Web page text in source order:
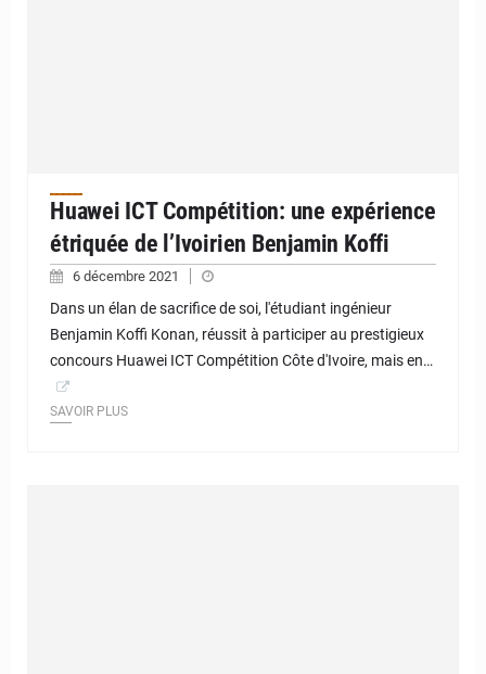
Huawei ICT Compétition: une expérience
étriquée de l’Ivoirien Benjamin Koffi
6 décembre 2021
Dans un élan de sacrifice de soi, l'étudiant ingénieur
Benjamin Koffi Konan, réussit à participer au prestigieux
concours Huawei ICT Compétition Côte d'Ivoire, mais en…
SAVOIR PLUS